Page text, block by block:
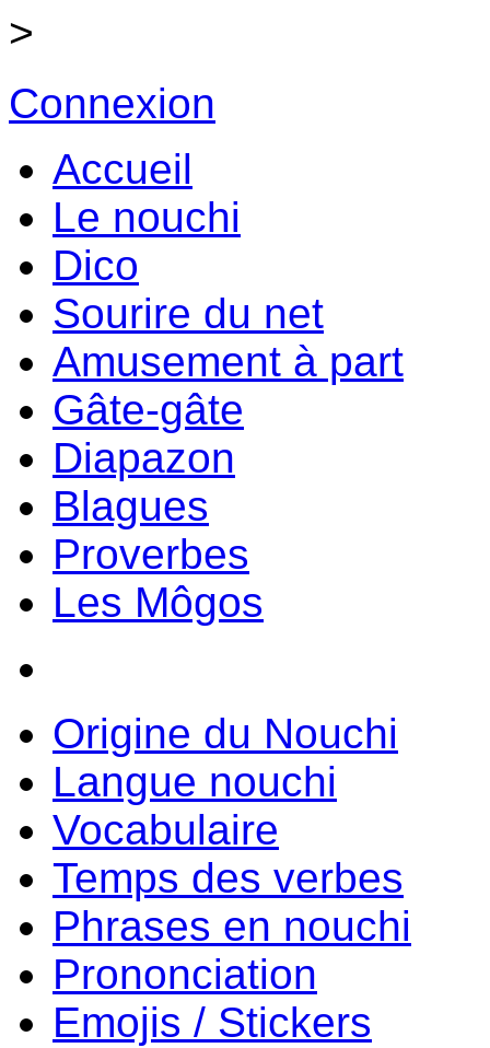
>
Connexion
Accueil
Le nouchi
Dico
Sourire du net
Amusement à part
Gâte-gâte
Diapazon
Blagues
Proverbes
Les Môgos
Origine du Nouchi
Langue nouchi
Vocabulaire
Temps des verbes
Phrases en nouchi
Prononciation
Emojis / Stickers